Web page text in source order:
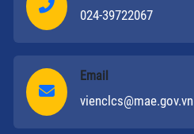
024-39722067
Email
vienclcs@mae.gov.vn